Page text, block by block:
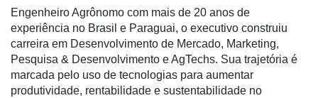
Minha
conta
Notícias
Engenheiro Agrônomo com mais de 20 anos de
experiência no Brasil e Paraguai, o executivo construiu
carreira em Desenvolvimento de Mercado, Marketing,
Pesquisa & Desenvolvimento e AgTechs. Sua trajetória é
marcada pelo uso de tecnologias para aumentar
produtividade, rentabilidade e sustentabilidade no